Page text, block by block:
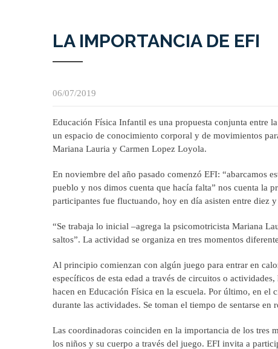
LA IMPORTANCIA DE EFI
06/07/2019
Educación Física Infantil es una propuesta conjunta entre
un espacio de conocimiento corporal y de movimientos
Mariana Lauria y Carmen Lopez Loyola.
En noviembre del año pasado comenzó EFI: “abarcamos
pueblo y nos dimos cuenta que hacía falta” nos cuenta la
participantes fue fluctuando, hoy en día asisten entre diez
“Se trabaja lo inicial –agrega la psicomotricista Mariana
saltos”. La actividad se organiza en tres momentos
Al principio comienzan con algún juego para entrar en
específicos de esta edad a través de circuitos o
hacen en Educación Física en la escuela. Por último, en el
durante las actividades. Se toman el tiempo de sentarse en
Las coordinadoras coinciden en la importancia de los tres
los niños y su cuerpo a través del juego. EFI invita a